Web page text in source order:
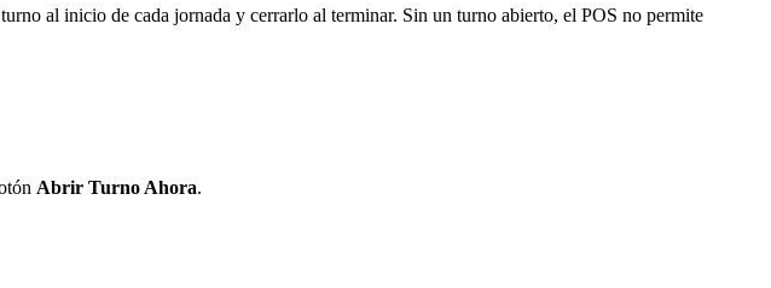
al inicio de cada jornada y cerrarlo al terminar. Sin un turno abierto, el POS no permite
Abrir Turno Ahora.